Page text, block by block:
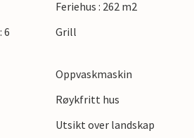
Feriehus : 262 m2
6
Grill
Oppvaskmaskin
Røykfritt hus
Utsikt over landskap